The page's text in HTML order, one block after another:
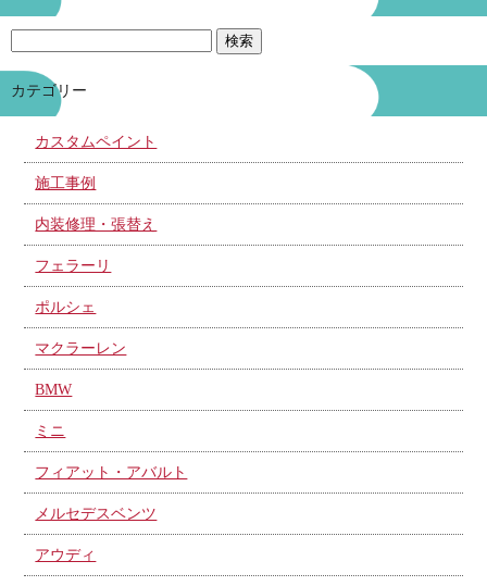
カテゴリー
カスタムペイント
施工事例
内装修理・張替え
フェラーリ
ポルシェ
マクラーレン
BMW
ミニ
フィアット・アバルト
メルセデスベンツ
アウディ